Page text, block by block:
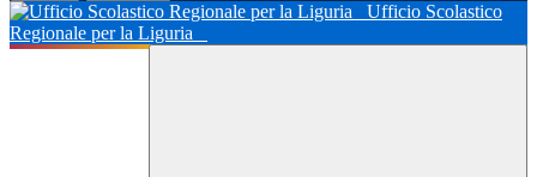
Ufficio Scolastico
Regionale per la Liguria